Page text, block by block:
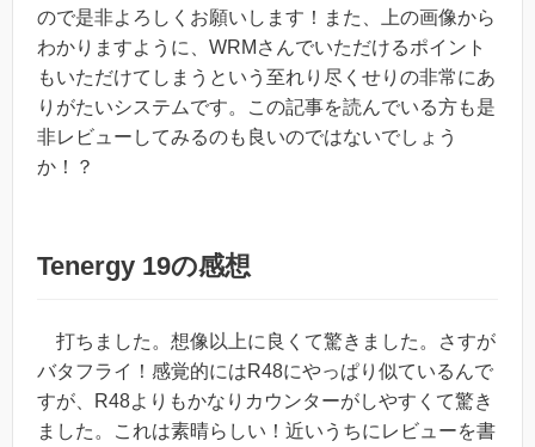
ので是非よろしくお願いします！また、上の画像から
わかりますように、WRMさんでいただけるポイント
もいただけてしまうという至れり尽くせりの非常にあ
りがたいシステムです。この記事を読んでいる方も是
非レビューしてみるのも良いのではないでしょう
か！？
Tenergy 19の感想
打ちました。想像以上に良くて驚きました。さすが
バタフライ！感覚的にはR48にやっぱり似ているんで
すが、R48よりもかなりカウンターがしやすくて驚き
ました。これは素晴らしい！近いうちにレビューを書